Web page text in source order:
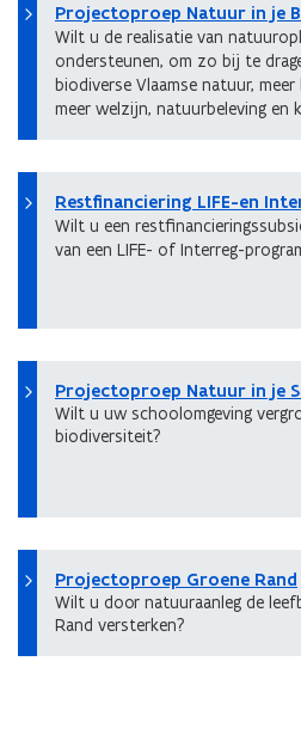
Projectoproep Natuur in je
Wilt u de realisatie van
ondersteunen, om zo bij te
biodiverse Vlaamse natuur,
meer welzijn, natuurbeleving en
Restfinanciering LIFE-en
Wilt u een
van een LIFE- of Interreg-
Projectoproep Natuur in je
Wilt u uw schoolomgeving
biodiversiteit?
Projectoproep Groene Rand
Wilt u door natuuraanleg de
Rand versterken?